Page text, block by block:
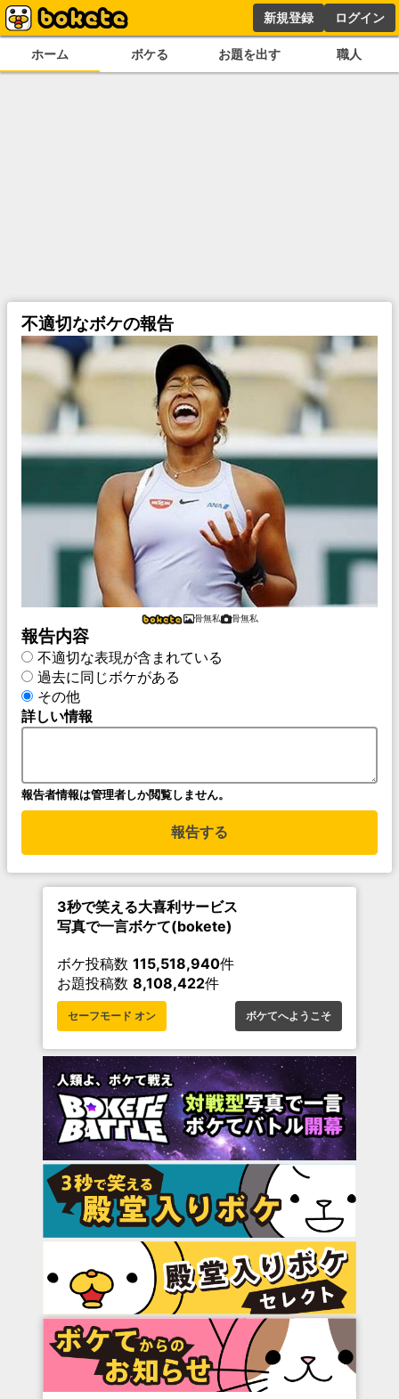
新規登録 ログイン
ホーム ボケる お題を出す 職人
不適切なボケの報告
骨無私 骨無私
報告内容
不適切な表現が含まれている
過去に同じボケがある
その他
詳しい情報
報告者情報は管理者しか閲覧しません。
報告する
3秒で笑える大喜利サービス
写真で一言ボケて(bokete)
ボケ投稿数 115,518,940件
お題投稿数 8,108,422件
セーフモード オン ボケてへようこそ